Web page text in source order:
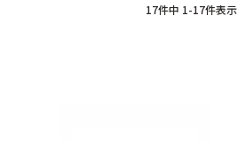
17件中 1-17件表示